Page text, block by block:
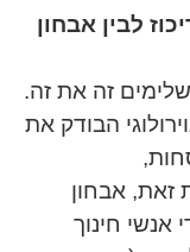
לבין אבחון
זה את זה.
הבודק את
זאת, אבחון
אנשי חינוך